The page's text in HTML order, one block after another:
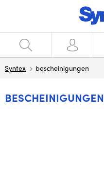
Syntex bescheinigungen
BESCHEINIGUNGEN